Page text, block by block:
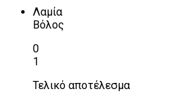
Λαμία
Βόλος
0
1
Τελικό αποτέλεσμα